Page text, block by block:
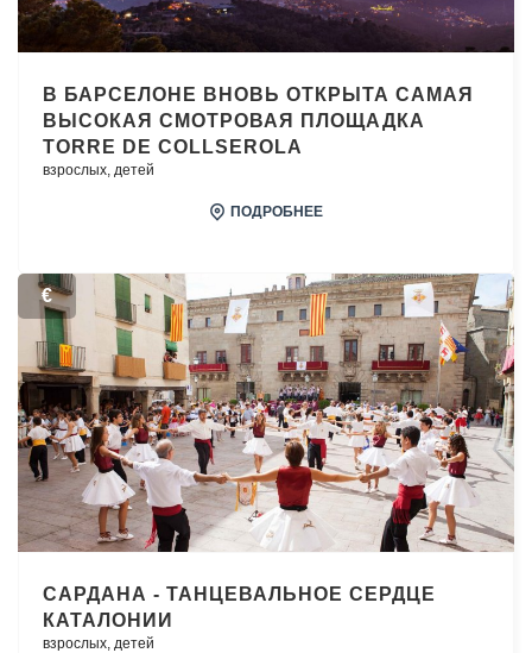
В БАРСЕЛОНЕ ВНОВЬ ОТКРЫТА САМАЯ
ВЫСОКАЯ СМОТРОВАЯ ПЛОЩАДКА
TORRE DE COLLSEROLA
взрослых, детей
ПОДРОБНЕЕ
€
САРДАНА - ТАНЦЕВАЛЬНОЕ СЕРДЦЕ
КАТАЛОНИИ
взрослых, детей